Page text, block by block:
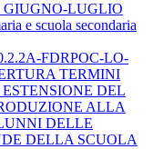
GIUGNO-LUGLIO
e scuola secondaria
FDRPOC-LO-
TERMINI
DEL
ALLA
DELLE
DELLA SCUOLA